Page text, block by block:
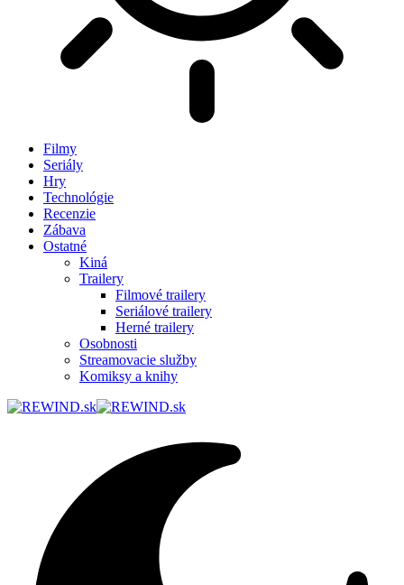
Filmy
Seriály
Hry
Technológie
Recenzie
Zábava
Ostatné
Kiná
Trailery
Filmové trailery
Seriálové trailery
Herné trailery
Osobnosti
Streamovacie služby
Komiksy a knihy